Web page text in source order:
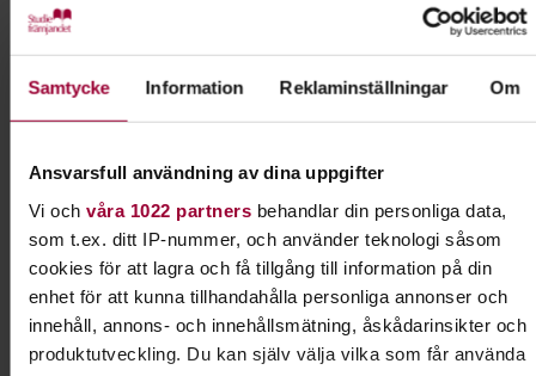
Samtycke Information Reklaminställningar Om
Ansvarsfull användning av dina uppgifter
Vi och våra 1022 partnersbehandlar din personliga data,
som t.ex. ditt IP-nummer, och använder teknologi såsom
cookies för att lagra och få tillgång till information på din
enhet för att kunna tillhandahålla personliga annonser och
innehåll, annons- och innehållsmätning, åskådarinsikter och
produktutveckling. Du kan själv välja vilka som får använda
Profilområdesansvarig Djur
Skicka e-post
Dela: Facebook LinkedIn E-mail
Lydnad för alla hundar